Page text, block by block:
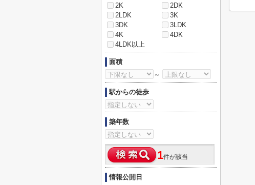
2K
2DK
2LDK
3K
3DK
3LDK
4K
4DK
4LDK以上
面積
～
駅からの徒歩
築年数
1件が該当
情報公開日